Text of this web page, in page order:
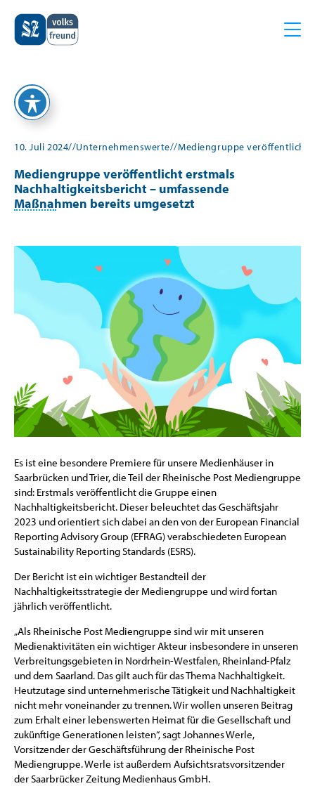
10. Juli 2024//Unternehmenswerte//Mediengruppe veröffentlicht
Mediengruppe veröffentlicht erstmals
Nachhaltigkeitsbericht – umfassende
Maßnahmen bereits umgesetzt
Es ist eine besondere Premiere für unsere Medienhäuser in
Saarbrücken und Trier, die Teil der Rheinische Post Mediengruppe
sind: Erstmals veröffentlicht die Gruppe einen
Nachhaltigkeitsbericht. Dieser beleuchtet das Geschäftsjahr
2023 und orientiert sich dabei an den von der European Financial
Reporting Advisory Group (EFRAG) verabschiedeten European
Sustainability Reporting Standards (ESRS).
Der Bericht ist ein wichtiger Bestandteil der
Nachhaltigkeitsstrategie der Mediengruppe und wird fortan
jährlich veröffentlicht.
„Als Rheinische Post Mediengruppe sind wir mit unseren
Medienaktivitäten ein wichtiger Akteur insbesondere in unseren
Verbreitungsgebieten in Nordrhein-Westfalen, Rheinland-Pfalz
und dem Saarland. Das gilt auch für das Thema Nachhaltigkeit.
Heutzutage sind unternehmerische Tätigkeit und Nachhaltigkeit
nicht mehr voneinander zu trennen. Wir wollen unseren Beitrag
zum Erhalt einer lebenswerten Heimat für die Gesellschaft und
zukünftige Generationen leisten“, sagt Johannes Werle,
Vorsitzender der Geschäftsführung der Rheinische Post
Mediengruppe. Werle ist außerdem Aufsichtsratsvorsitzender
der Saarbrücker Zeitung Medienhaus GmbH.